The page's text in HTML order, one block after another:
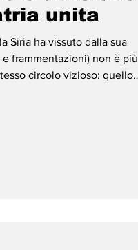
unita
Siria ha vissuto dalla sua
frammentazioni) non è più
circolo vizioso: quello